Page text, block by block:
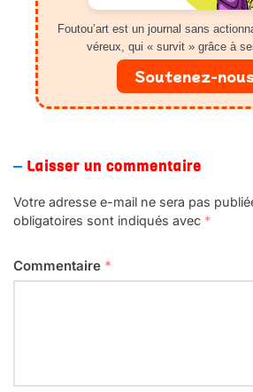
Foutou’art est un journal sans
véreux, qui « survit » grâce à
Soutenez-
Laisser un commentaire
Votre adresse e-mail ne sera pas
obligatoires sont indiqués avec *
Commentaire *